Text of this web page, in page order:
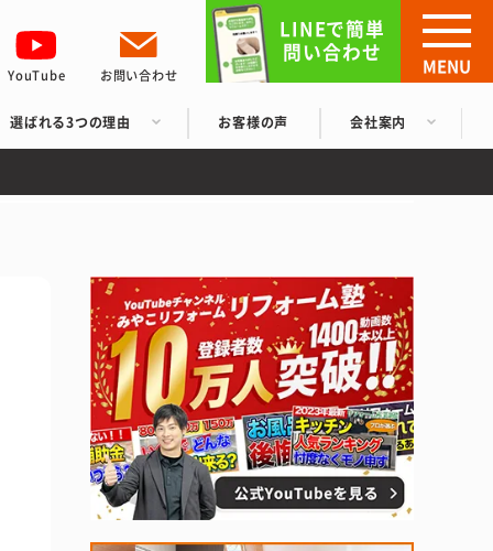
YouTube お問い合わせ
選ばれる3つの理由 お客様の声 会社案内
LINEで簡単
問い合わせ
MENU